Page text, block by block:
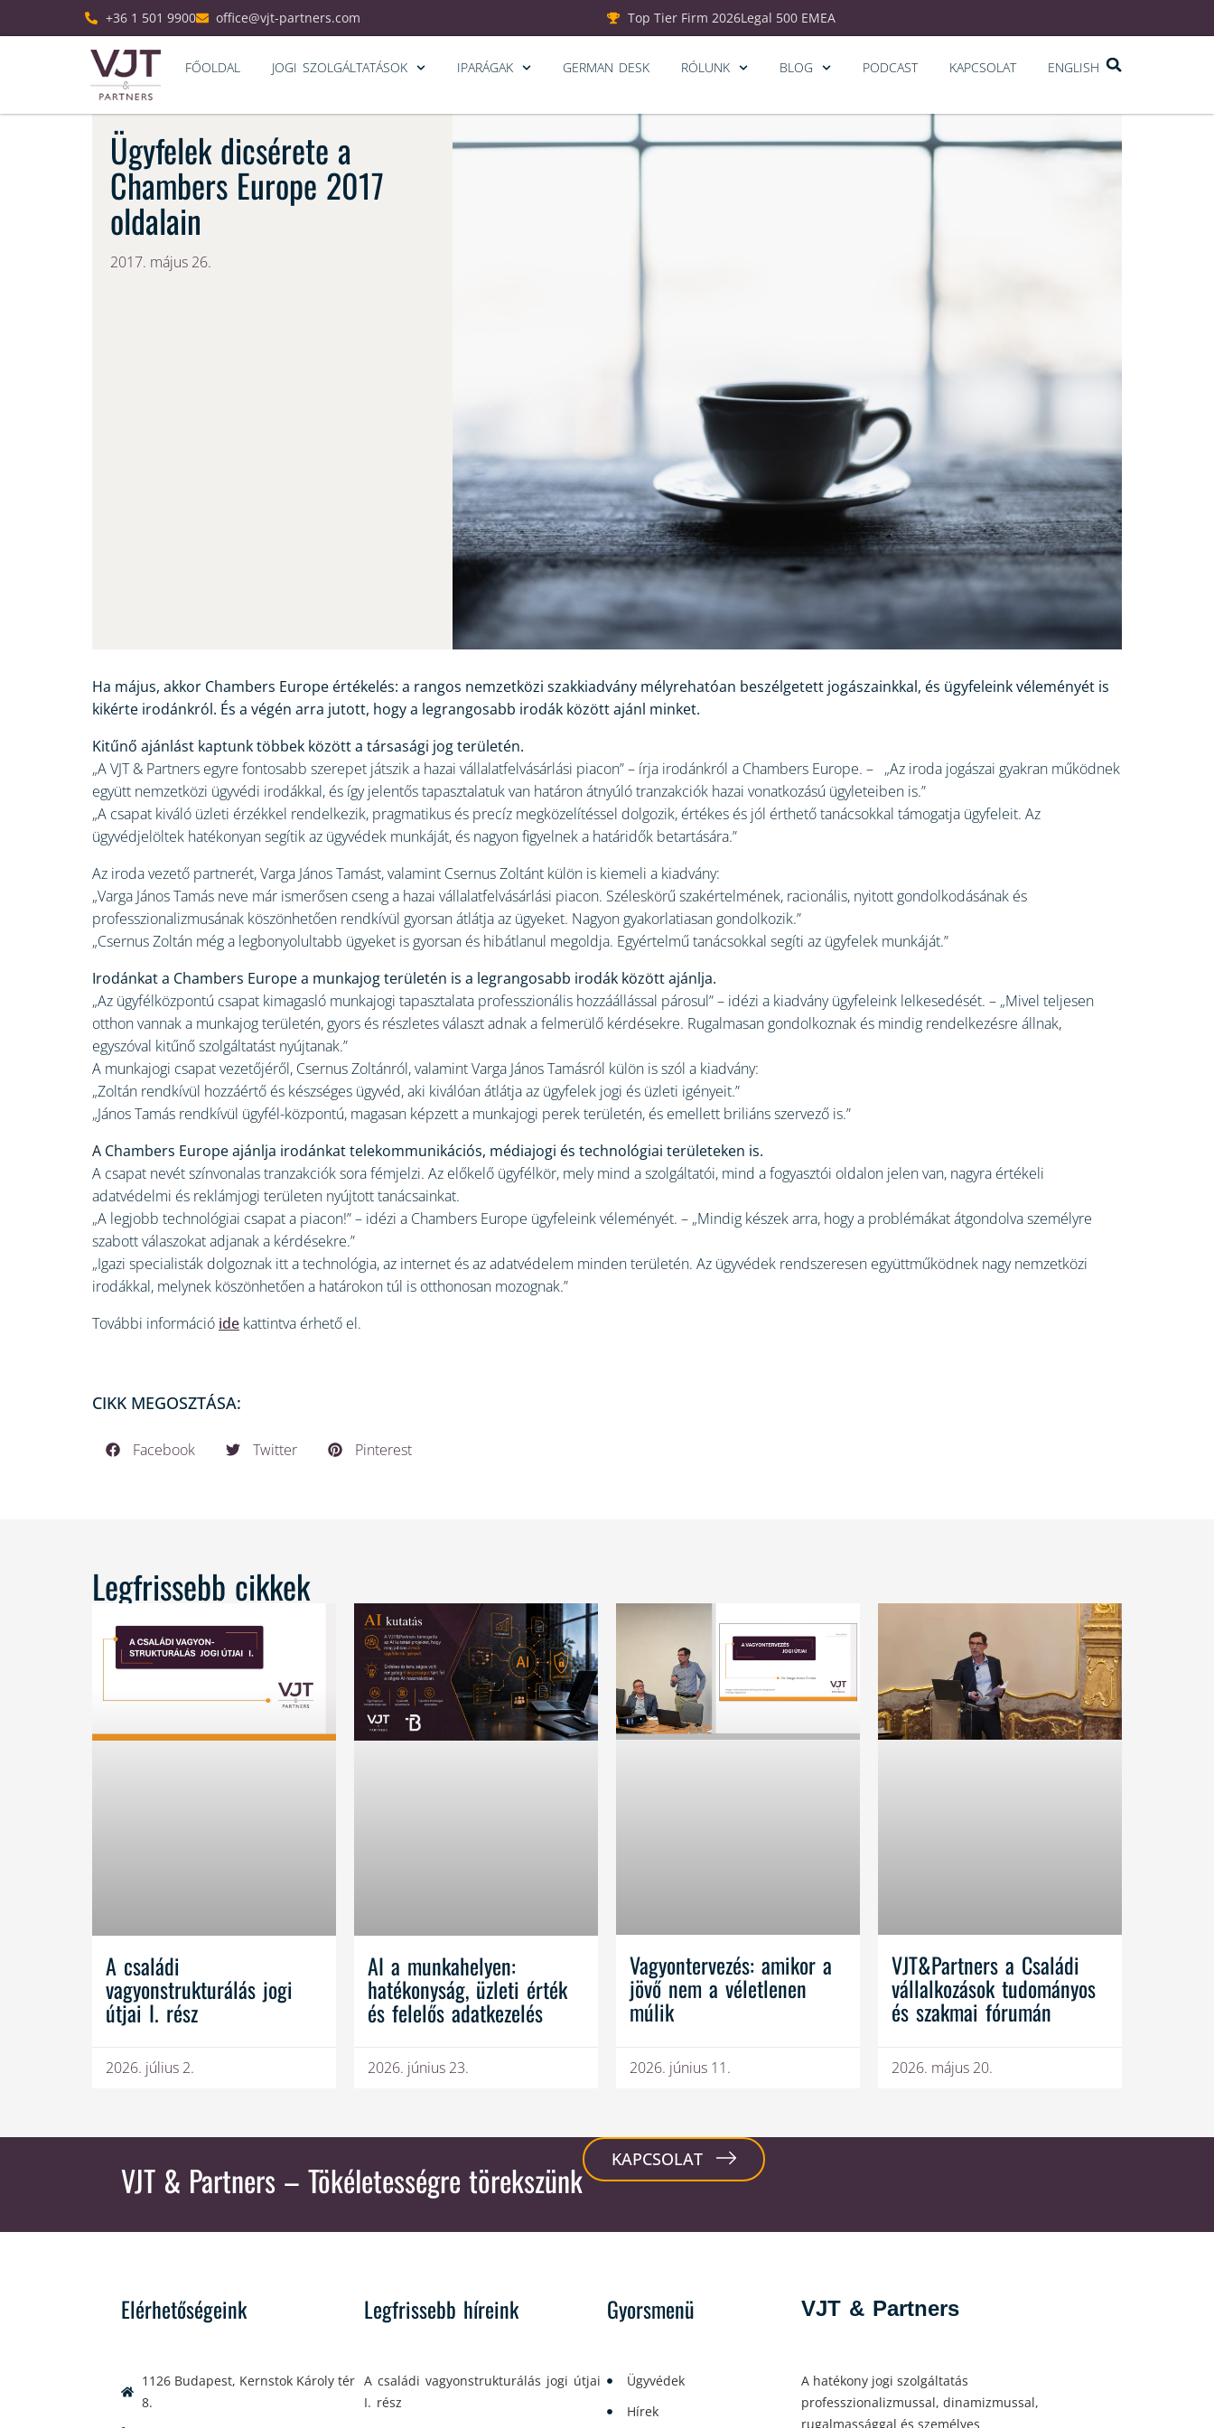
+36 1 501 9900 office@vjt-partners.com Top Tier Firm 2026Legal 500 EMEA
FŐOLDAL JOGI SZOLGÁLTATÁSOK IPARÁGAK GERMAN DESK RÓLUNK BLOG PODCAST KAPCSOLAT ENGLISH
Ügyfelek dicsérete a
Chambers Europe 2017
oldalain
2017. május 26.
Ha május, akkor Chambers Europe értékelés: a rangos nemzetközi szakkiadvány mélyrehatóan beszélgetett jogászainkkal, és ügyfeleink véleményét is
kikérte irodánkról. És a végén arra jutott, hogy a legrangosabb irodák között ajánl minket.
Kitűnő ajánlást kaptunk többek között a társasági jog területén.
„A VJT & Partners egyre fontosabb szerepet játszik a hazai vállalatfelvásárlási piacon” – írja irodánkról a Chambers Europe. – „Az iroda jogászai gyakran működnek
együtt nemzetközi ügyvédi irodákkal, és így jelentős tapasztalatuk van határon átnyúló tranzakciók hazai vonatkozású ügyleteiben is.”
„A csapat kiváló üzleti érzékkel rendelkezik, pragmatikus és precíz megközelítéssel dolgozik, értékes és jól érthető tanácsokkal támogatja ügyfeleit. Az
ügyvédjelöltek hatékonyan segítik az ügyvédek munkáját, és nagyon figyelnek a határidők betartására.”
Az iroda vezető partnerét, Varga János Tamást, valamint Csernus Zoltánt külön is kiemeli a kiadvány:
„Varga János Tamás neve már ismerősen cseng a hazai vállalatfelvásárlási piacon. Széleskörű szakértelmének, racionális, nyitott gondolkodásának és
professzionalizmusának köszönhetően rendkívül gyorsan átlátja az ügyeket. Nagyon gyakorlatiasan gondolkozik.”
„Csernus Zoltán még a legbonyolultabb ügyeket is gyorsan és hibátlanul megoldja. Egyértelmű tanácsokkal segíti az ügyfelek munkáját.”
Irodánkat a Chambers Europe a munkajog területén is a legrangosabb irodák között ajánlja.
„Az ügyfélközpontú csapat kimagasló munkajogi tapasztalata professzionális hozzáállással párosul” – idézi a kiadvány ügyfeleink lelkesedését. – „Mivel teljesen
otthon vannak a munkajog területén, gyors és részletes választ adnak a felmerülő kérdésekre. Rugalmasan gondolkoznak és mindig rendelkezésre állnak,
egyszóval kitűnő szolgáltatást nyújtanak.”
A munkajogi csapat vezetőjéről, Csernus Zoltánról, valamint Varga János Tamásról külön is szól a kiadvány:
„Zoltán rendkívül hozzáértő és készséges ügyvéd, aki kiválóan átlátja az ügyfelek jogi és üzleti igényeit.”
„János Tamás rendkívül ügyfél-központú, magasan képzett a munkajogi perek területén, és emellett briliáns szervező is.”
A Chambers Europe ajánlja irodánkat telekommunikációs, médiajogi és technológiai területeken is.
A csapat nevét színvonalas tranzakciók sora fémjelzi. Az előkelő ügyfélkör, mely mind a szolgáltatói, mind a fogyasztói oldalon jelen van, nagyra értékeli
adatvédelmi és reklámjogi területen nyújtott tanácsainkat.
„A legjobb technológiai csapat a piacon!” – idézi a Chambers Europe ügyfeleink véleményét. – „Mindig készek arra, hogy a problémákat átgondolva személyre
szabott válaszokat adjanak a kérdésekre.”
„Igazi specialisták dolgoznak itt a technológia, az internet és az adatvédelem minden területén. Az ügyvédek rendszeresen együttműködnek nagy nemzetközi
irodákkal, melynek köszönhetően a határokon túl is otthonosan mozognak.”
További információ ide kattintva érhető el.
CIKK MEGOSZTÁSA:
Facebook Twitter Pinterest
Legfrissebb cikkek
A családi
vagyonstrukturálás jogi
útjai I. rész
2026. július 2.
AI a munkahelyen:
hatékonyság, üzleti érték
és felelős adatkezelés
2026. június 23.
Vagyontervezés: amikor a
jövő nem a véletlenen
múlik
2026. június 11.
VJT&Partners a Családi
vállalkozások tudományos
és szakmai fórumán
2026. május 20.
VJT & Partners – Tökéletességre törekszünk KAPCSOLAT
Elérhetőségeink
1126 Budapest, Kernstok Károly tér
8.
Legfrissebb híreink
A családi vagyonstrukturálás jogi útjai
I. rész
Gyorsmenü
Ügyvédek
Hírek
VJT & Partners
A hatékony jogi szolgáltatás
professzionalizmussal, dinamizmussal,
rugalmassággal és személyes